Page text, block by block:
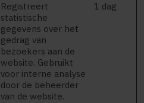
Registreert
statistische
gegevens over het
gedrag van
bezoekers aan de
website. Gebruikt
voor interne analyse
door de beheerder
van de website.
1 dag